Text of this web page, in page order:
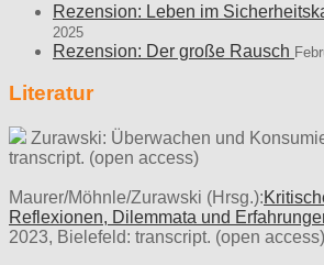
Rezension: Leben im
2025
Rezension: Der große Rausch
Literatur
Zurawski: Überwachen und
transcript. (open access)
Maurer/Möhnle/Zurawski (Hrsg.):
Reflexionen, Dilemmata und
2023, Bielefeld: transcript. (open access)